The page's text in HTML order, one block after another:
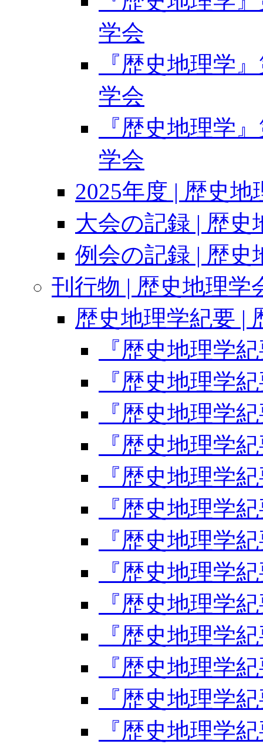
学会
『歴史地理学
学会
『歴史地理学
学会
2025年度 | 歴史地
大会の記録 | 歴史
例会の記録 | 歴史
刊行物 | 歴史地理学
歴史地理学紀要 |
『歴史地理学
『歴史地理学
『歴史地理学
『歴史地理学
『歴史地理学
『歴史地理学
『歴史地理学
『歴史地理学
『歴史地理学
『歴史地理学
『歴史地理学
『歴史地理学
『歴史地理学